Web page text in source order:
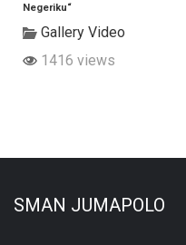
Negeriku“
Gallery Video
1416 views
SMAN JUMAPOLO